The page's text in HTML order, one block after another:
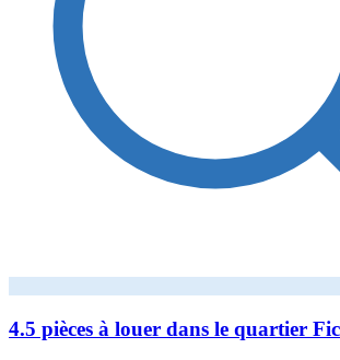
4.5 pièces à louer dans le quartier